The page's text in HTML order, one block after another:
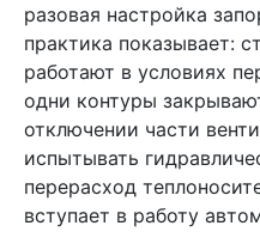
разовая настройка
практика показывает:
работают в условиях
одни контуры
отключении части
испытывать
перерасход
вступает в работу